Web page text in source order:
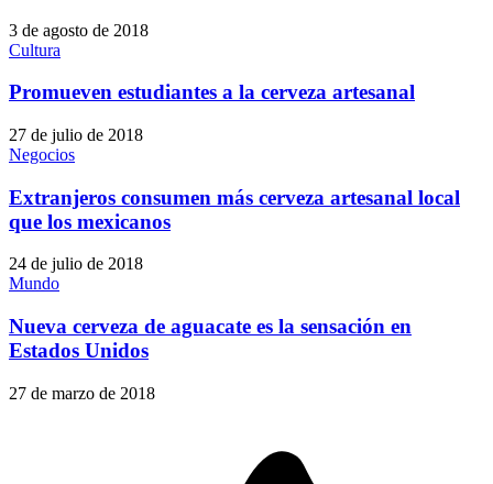
3 de agosto de 2018
Cultura
Promueven estudiantes a la cerveza artesanal
27 de julio de 2018
Negocios
Extranjeros consumen más cerveza artesanal local
que los mexicanos
24 de julio de 2018
Mundo
Nueva cerveza de aguacate es la sensación en
Estados Unidos
27 de marzo de 2018